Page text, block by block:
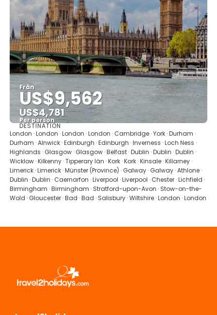
Från
US$9,562
US$4,781
Per person
Se
DESTINATION
London · London · London · London · Cambridge · York · Durham ·
Durham · Alnwick · Edinburgh · Edinburgh · Inverness · Loch Ness ·
Highlands · Glasgow · Glasgow · Belfast · Dublin · Dublin · Dublin ·
Wicklow · Kilkenny · Tipperary län · Kork · Kork · Kinsale · Killarney ·
Limerick · Limerick · Münster (Province) · Galway · Galway · Athlone ·
Dublin · Dublin · Caernarfon · Liverpool · Liverpool · Chester · Lichfield ·
Birmingham · Birmingham · Stratford-upon-Avon · Stow-on-the-
Wold · Gloucester · Bad · Bad · Salisbury · Wiltshire · London · London